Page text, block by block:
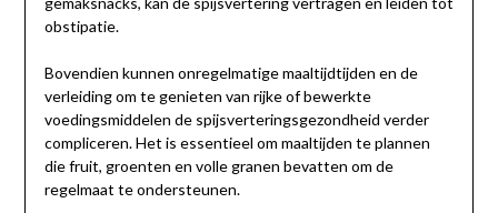
obstipatie.
Bovendien kunnen onregelmatige maaltijdtijden en de
verleiding om te genieten van rijke of bewerkte
voedingsmiddelen de spijsverteringsgezondheid verder
compliceren. Het is essentieel om maaltijden te plannen
die fruit, groenten en volle granen bevatten om de
regelmaat te ondersteunen.